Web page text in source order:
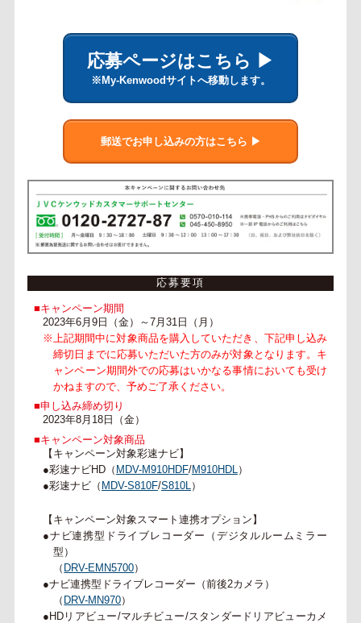
応募ページはこちら ▶
※My-Kenwoodサイトへ移動します。
郵送でお申し込みの方はこちら ▶
応募要項
■キャンペーン期間
2023年6月9日（金）～7月31日（月）
※上記期間中に対象商品を購入していただき、下記申し込み
締切日までに応募いただいた方のみが対象となります。キ
ャンペーン期間外での応募はいかなる事情においても受け
かねますので、予めご了承ください。
■申し込み締め切り
2023年8月18日（金）
■キャンペーン対象商品
【キャンペーン対象彩速ナビ】
●彩速ナビHD（ MDV-M910HDF/M910HDL ）
●彩速ナビ（ MDV-S810F/S810L ）
【キャンペーン対象スマート連携オプション】
●ナビ連携型ドライブレコーダー（デジタルルームミラー
型）
（ DRV-EMN5700）
●ナビ連携型ドライブレコーダー（前後2カメラ）
（ DRV-MN970）
●HDリアビュー/マルチビュー/スタンダードリアビューカメ